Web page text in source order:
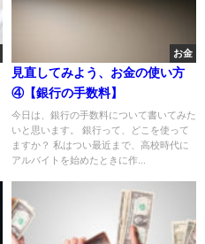
お金
見直してみよう、お金の使い方
④【銀行の手数料】
今日は、銀行の手数料について書いてみた
いと思います。 銀行って、どこを使って
ますか？ 私はつい最近まで、高校時代に
アルバイトを始めたときに作...